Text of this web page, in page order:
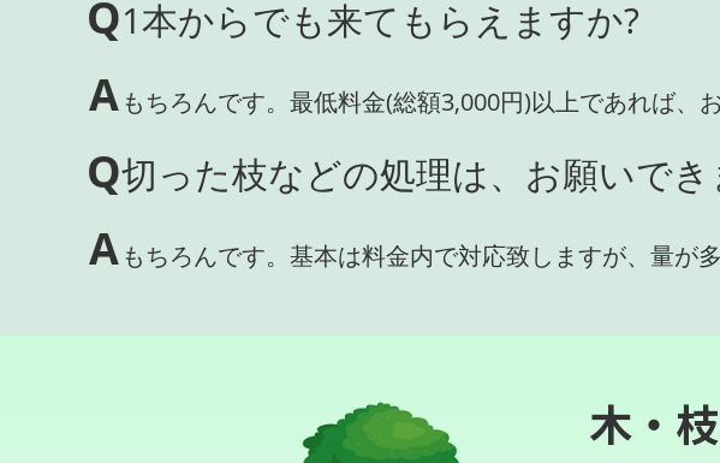
Q1本からでも来てもらえますか?
Aもちろんです。最低料金(総額3,000円)以上であれば、
Q切った枝などの処理は、お願いでき
Aもちろんです。基本は料金内で対応致しますが、量が
木・